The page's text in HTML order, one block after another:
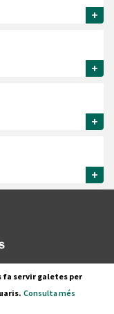
+
+
+
+
fa servir galetes per
Consulta més